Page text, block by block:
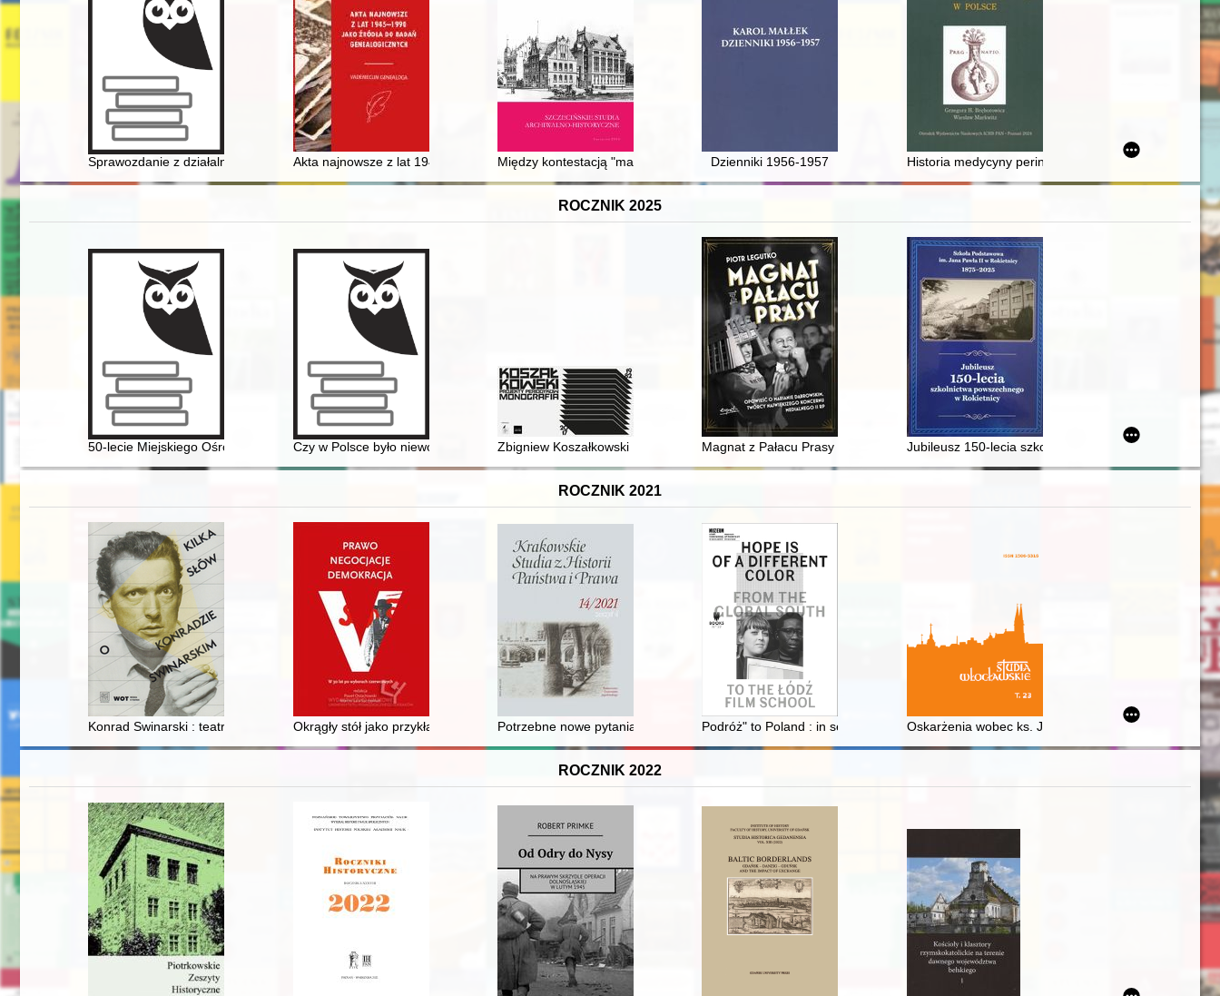
Sprawozdanie z działalności Towarzystwa Miłośników Torunia za okres od 16 maja 2023 r. do 20 maja 2024 r. = Activities of the Society of Toruń Lovers for the period from 16 May 2023 to 20
Akta najnowsze z lat 1945-1990 jako źródła do badań genealogicznych : vademecum genealoga
Między kontestacją "małej stabilizacji" a pastiszem etosu marynistycznego : uwagi o narracjach filmu "Cała naprzód"
Dzienniki 1956-1957 Historia medycyny perinatalnej w Polsce
ROCZNIK 2025
50-lecie Miejskiego Ośrodka Sportu i Rekreacji w Łańcucie : 1975-2025Czy w Polsce było niewolnictwo? : debata zorganizowana 17 marca 2024 r. w ramach wydarzenia "Wolność dzięki zaborcy? 160-lecie zniesienia pańszczyzny",
Zbigniew Koszałkowski : projekty periodyków : monografia 1982-2017 : Muzeum Książki Artystycznej w Łodzi, czerwiec-lipiec
Magnat z Pałacu Prasy : opowieść o Marianie Dąbrowskim, twórcy największego
Jubileusz 150-lecia szkolnictwa powszechnego w
ROCZNIK 2021
Konrad Swinarski : teatr jako sposób przekazywania myśliOkrągły stół jako przykład skutecznych negocjacjiPotrzebne nowe pytania i… większa staranność : w związku z pracą Piotra Pilarczyka o sądownictwie Litewskiej Komisji
Podróż" to Poland : in search of a potential Moroccan cinema
Oskarżenia wobec ks. Józefa Misińskiego,
ROCZNIK 2022